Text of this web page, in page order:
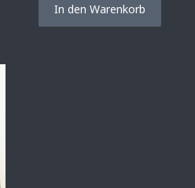
In den Warenkorb